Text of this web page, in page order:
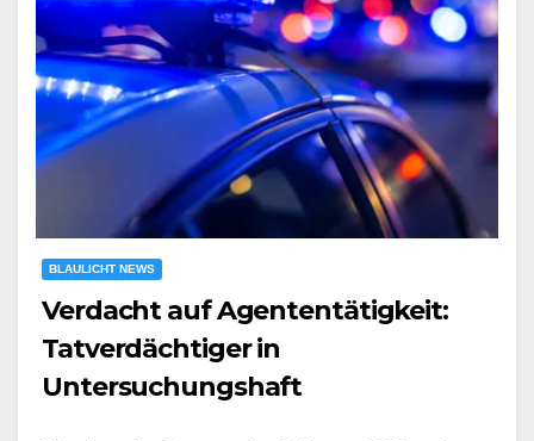
BLAULICHT NEWS
Verdacht auf Agententätigkeit:
Tatverdächtiger in
Untersuchungshaft